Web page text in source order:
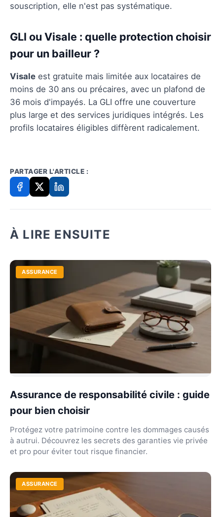
souscription, elle n'est pas systématique.
GLI ou Visale : quelle protection choisir
pour un bailleur ?
Visale est gratuite mais limitée aux locataires de
moins de 30 ans ou précaires, avec un plafond de
36 mois d'impayés. La GLI offre une couverture
plus large et des services juridiques intégrés. Les
profils locataires éligibles diffèrent radicalement.
PARTAGER L'ARTICLE :
À LIRE ENSUITE
ASSURANCE
Assurance de responsabilité civile : guide
pour bien choisir
Protégez votre patrimoine contre les dommages causés
à autrui. Découvrez les secrets des garanties vie privée
et pro pour éviter tout risque financier.
ASSURANCE